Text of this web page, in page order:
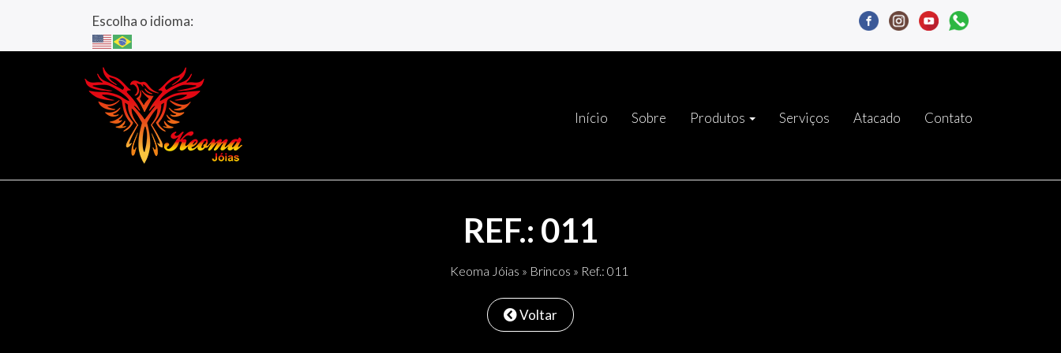
Escolha o idioma:
Início Sobre Produtos Serviços Atacado Contato
REF.: 011
Keoma Jóias » Brincos » Ref.: 011
Voltar